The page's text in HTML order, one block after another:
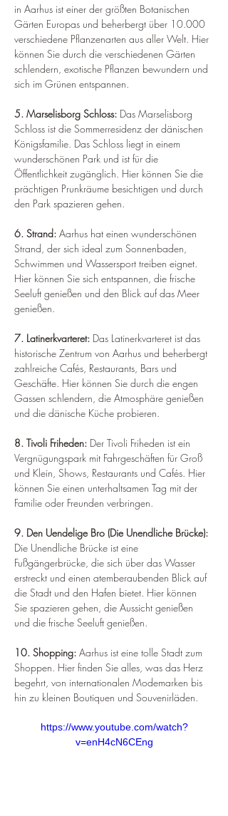
in Aarhus ist einer der größten Botanischen
Gärten Europas und beherbergt über 10.000
verschiedene Pflanzenarten aus aller Welt. Hier
können Sie durch die verschiedenen Gärten
schlendern, exotische Pflanzen bewundern und
sich im Grünen entspannen.
5. Marselisborg Schloss: Das Marselisborg
Schloss ist die Sommerresidenz der dänischen
Königsfamilie. Das Schloss liegt in einem
wunderschönen Park und ist für die
Öffentlichkeit zugänglich. Hier können Sie die
prächtigen Prunkräume besichtigen und durch
den Park spazieren gehen.
6. Strand: Aarhus hat einen wunderschönen
Strand, der sich ideal zum Sonnenbaden,
Schwimmen und Wassersport treiben eignet.
Hier können Sie sich entspannen, die frische
Seeluft genießen und den Blick auf das Meer
genießen.
7. Latinerkvarteret: Das Latinerkvarteret ist das
historische Zentrum von Aarhus und beherbergt
zahlreiche Cafés, Restaurants, Bars und
Geschäfte. Hier können Sie durch die engen
Gassen schlendern, die Atmosphäre genießen
und die dänische Küche probieren.
8. Tivoli Friheden: Der Tivoli Friheden ist ein
Vergnügungspark mit Fahrgeschäften für Groß
und Klein, Shows, Restaurants und Cafés. Hier
können Sie einen unterhaltsamen Tag mit der
Familie oder Freunden verbringen.
9. Den Uendelige Bro (Die Unendliche Brücke):
Die Unendliche Brücke ist eine
Fußgängerbrücke, die sich über das Wasser
erstreckt und einen atemberaubenden Blick auf
die Stadt und den Hafen bietet. Hier können
Sie spazieren gehen, die Aussicht genießen
und die frische Seeluft genießen.
10. Shopping: Aarhus ist eine tolle Stadt zum
Shoppen. Hier finden Sie alles, was das Herz
begehrt, von internationalen Modemarken bis
hin zu kleinen Boutiquen und Souvenirläden.
https://www.youtube.com/watch?
v=enH4cN6CEng